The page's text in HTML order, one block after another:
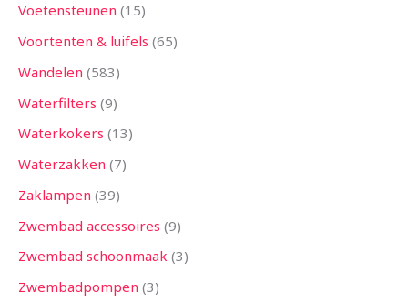
Voetensteunen 15
Voortenten & luifels 65
Wandelen 583
Waterfilters 9
Waterkokers 13
Waterzakken 7
Zaklampen 39
Zwembad accessoires 9
Zwembad schoonmaak 3
Zwembadpompen 3